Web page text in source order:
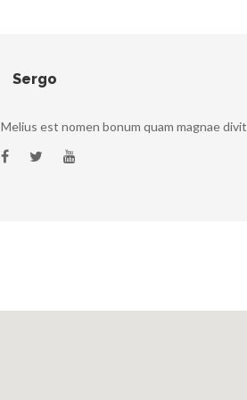
Sergo
Melius est nomen bonum quam magnae